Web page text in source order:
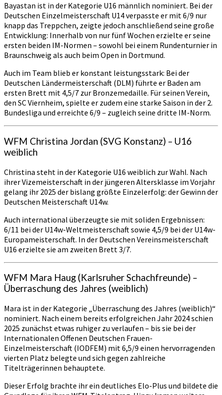
Bayastan ist in der Kategorie U16 männlich nominiert. Bei der
Deutschen Einzelmeisterschaft U14 verpasste er mit 6/9 nur
knapp das Treppchen, zeigte jedoch anschließend seine große
Entwicklung: Innerhalb von nur fünf Wochen erzielte er seine
ersten beiden IM-Normen – sowohl bei einem Rundenturnier in
Braunschweig als auch beim Open in Dortmund.
Auch im Team blieb er konstant leistungsstark: Bei der
Deutschen Ländermeisterschaft (DLM) führte er Baden am
ersten Brett mit 4,5/7 zur Bronzemedaille. Für seinen Verein,
den SC Viernheim, spielte er zudem eine starke Saison in der 2.
Bundesliga und erreichte 6/9 – zugleich seine dritte IM-Norm.
WFM Christina Jordan (SVG Konstanz) – U16
weiblich
Christina steht in der Kategorie U16 weiblich zur Wahl. Nach
ihrer Vizemeisterschaft in der jüngeren Altersklasse im Vorjahr
gelang ihr 2025 der bislang größte Einzelerfolg: der Gewinn der
Deutschen Meisterschaft U14w.
Auch international überzeugte sie mit soliden Ergebnissen:
6/11 bei der U14w-Weltmeisterschaft sowie 4,5/9 bei der U14w-
Europameisterschaft. In der Deutschen Vereinsmeisterschaft
U16 erzielte sie am zweiten Brett 3/7.
WFM Mara Haug (Karlsruher Schachfreunde) –
Überraschung des Jahres (weiblich)
Mara ist in der Kategorie „Überraschung des Jahres (weiblich)“
nominiert. Nach einem bereits erfolgreichen Jahr 2024 schien
2025 zunächst etwas ruhiger zu verlaufen – bis sie bei der
Internationalen Offenen Deutschen Frauen-
Einzelmeisterschaft (IODFEM) mit 6,5/9 einen hervorragenden
vierten Platz belegte und sich gegen zahlreiche
Titelträgerinnen behauptete.
Dieser Erfolg brachte ihr ein deutliches Elo-Plus und bildete die